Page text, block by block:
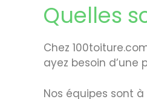
Quelles
Chez
ayez besoin d’une
Nos équipes sont